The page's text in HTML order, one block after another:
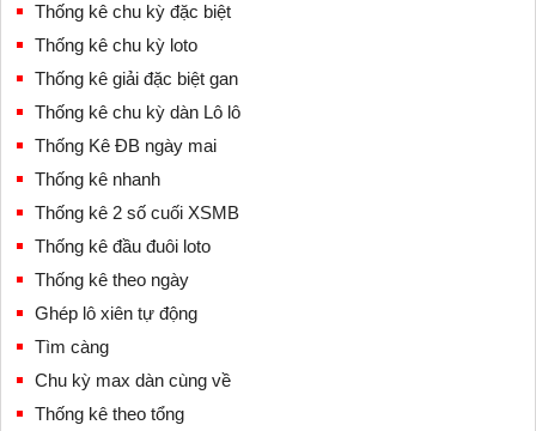
Thống kê chu kỳ đặc biệt
Thống kê chu kỳ loto
Thống kê giải đặc biệt gan
Thống kê chu kỳ dàn Lô lô
Thống Kê ĐB ngày mai
Thống kê nhanh
Thống kê 2 số cuối XSMB
Thống kê đầu đuôi loto
Thống kê theo ngày
Ghép lô xiên tự động
Tìm càng
Chu kỳ max dàn cùng về
Thống kê theo tổng